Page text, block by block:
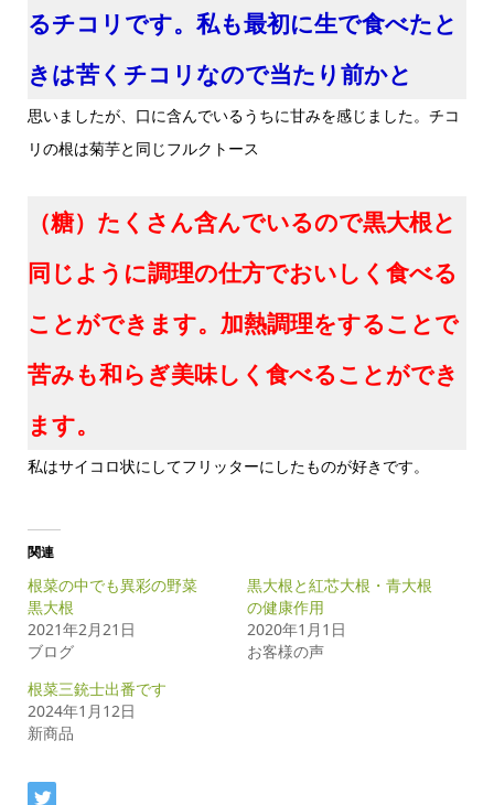
るチコリです。私も最初に生で食べたと
きは苦くチコリなので当たり前かと
思いましたが、口に含んでいるうちに甘みを感じました。チコ
リの根は菊芋と同じフルクトース
（糖）たくさん含んでいるので黒大根と
同じように調理の仕方でおいしく食べる
ことができます。加熱調理をすることで
苦みも和らぎ美味しく食べることができ
ます。
私はサイコロ状にしてフリッターにしたものが好きです。
関連
根菜の中でも異彩の野菜
黒大根
2021年2月21日
ブログ
黒大根と紅芯大根・青大根
の健康作用
2020年1月1日
お客様の声
根菜三銃士出番です
2024年1月12日
新商品